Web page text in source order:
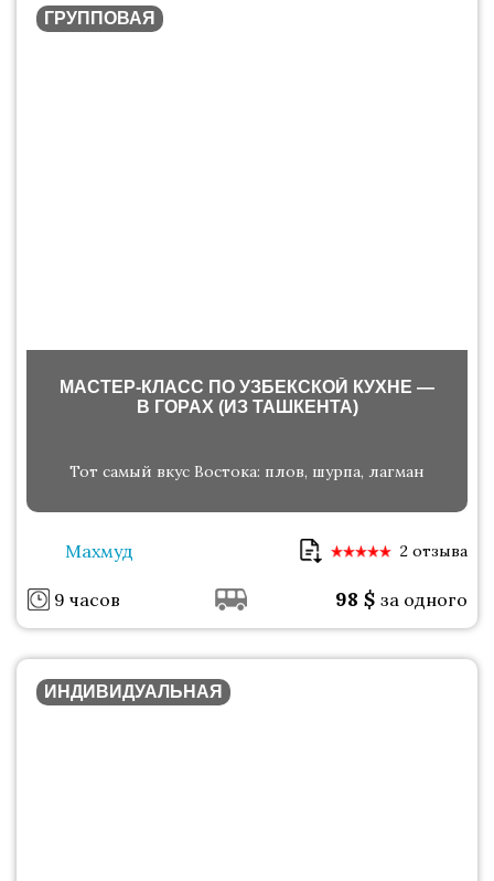
ГРУППОВАЯ
МАСТЕР-КЛАСС ПО УЗБЕКСКОЙ КУХНЕ —
В ГОРАХ (ИЗ ТАШКЕНТА)
Тот самый вкус Востока: плов, шурпа, лагман
Махмуд 2 отзыва
9 часов 98 $ за одного
ИНДИВИДУАЛЬНАЯ